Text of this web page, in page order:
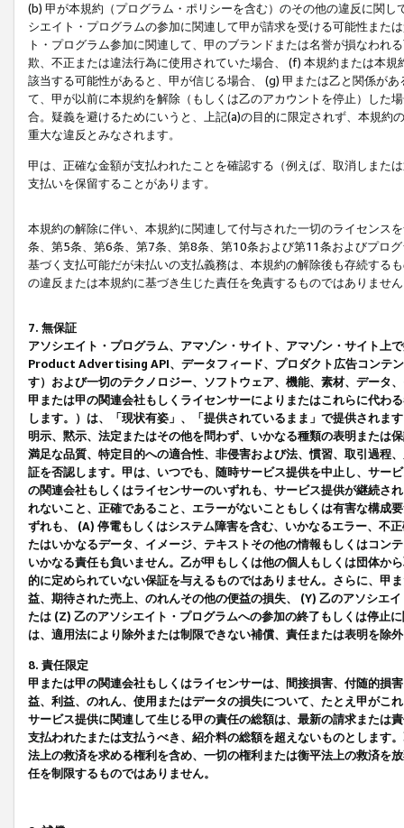
(b) 甲が本規約（プログラム・ポリシーを含む）のその他の違反に関
シエイト・プログラムの参加に関連して甲が請求を受ける可能性また
ト・プログラム参加に関連して、甲のブランドまたは名誉が損なわれ
欺、不正または違法行為に使用されていた場合、 (f) 本規約または本
該当する可能性があると、甲が信じる場合、 (g) 甲または乙と関係が
て、甲が以前に本規約を解除（もしくは乙のアカウントを停止）した
合。疑義を避けるためにいうと、上記(a)の目的に限定されず、本規
重大な違反とみなされます。
甲は、正確な金額が支払われたことを確認する（例えば、取消しまた
支払いを保留することがあります。
本規約の解除に伴い、本規約に関連して付与された一切のライセンス
条、第5条、第6条、第7条、第8条、第10条および第11条およびプロ
基づく支払可能だが未払いの支払義務は、本規約の解除後も存続する
の違反または本規約に基づき生じた責任を免責するものではありませ
7. 無保証
アソシエイト・プログラム、アマゾン・サイト、アマゾン・サイト上
Product Advertising API、データフィード、プロダクト広告コンテ
す）および一切のテクノロジー、ソフトウェア、機能、素材、データ
甲または甲の関連会社もしくライセンサーによりまたはこれらに代わ
します。）は、「現状有姿」、「提供されているまま」で提供されま
明示、黙示、法定またはその他を問わず、いかなる種類の表明または
満足な品質、特定目的への適合性、非侵害および法、慣習、取引過程
証を否認します。甲は、いつでも、随時サービス提供を中止し、サー
の関連会社もしくはライセンサーのいずれも、サービス提供が継続さ
れないこと、正確であること、エラーがないこともしくは有害な構成
ずれも、 (A) 停電もしくはシステム障害を含む、いかなるエラー、不
たはいかなるデータ、イメージ、テキストその他の情報もしくはコン
いかなる責任も負いません。乙が甲もしくは他の個人もしくは団体か
的に定められていない保証を与えるものではありません。さらに、甲
益、期待された売上、のれんその他の便益の損失、 (Y) 乙のアソシエ
たは (Z) 乙のアソシエイト・プログラムへの参加の終了もしくは停止
は、適用法により除外または制限できない補償、責任または表明を除
8. 責任限定
甲または甲の関連会社もしくはライセンサーは、間接損害、付随的損
益、利益、のれん、使用またはデータの損失について、たとえ甲がこ
サービス提供に関連して生じる甲の責任の総額は、最新の請求または
支払われたまたは支払うべき、紹介料の総額を超えないものとします
法上の救済を求める権利を含め、一切の権利または衡平法上の救済を
任を制限するものではありません。